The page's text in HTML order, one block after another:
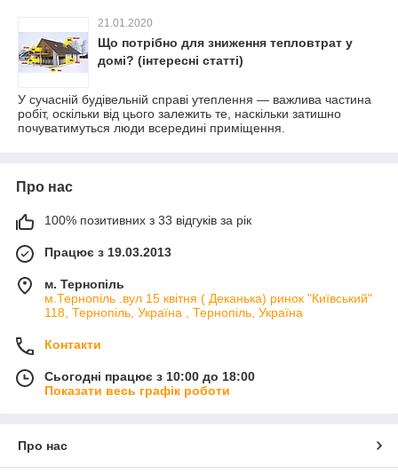
21.01.2020
Що потрібно для зниження тепловтрат у
домі? (інтересні статті)
У сучасній будівельній справі утеплення — важлива частина
робіт, оскільки від цього залежить те, наскільки затишно
почуватимуться люди всередині приміщення.
Про нас
100% позитивних з 33 відгуків за рік
Працює з 19.03.2013
м. Тернопіль
м.Тернопіль .вул 15 квітня ( Деканька) ринок "Київський"
118, Тернопіль, Україна , Тернопіль, Україна
Контакти
Сьогодні працює з 10:00 до 18:00
Показати весь графік роботи
Про нас